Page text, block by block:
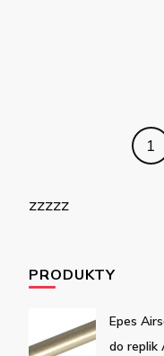
1
zzzzz
PRODUKTY
Epes
do replik